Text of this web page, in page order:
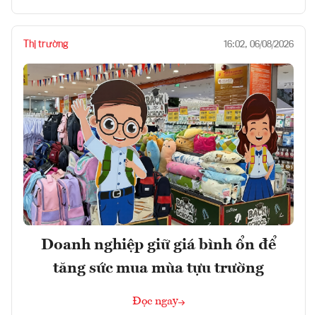
Thị trường 16:02, 06/08/2026
Doanh nghiệp giữ giá bình ổn để
tăng sức mua mùa tựu trường
Đọc ngay